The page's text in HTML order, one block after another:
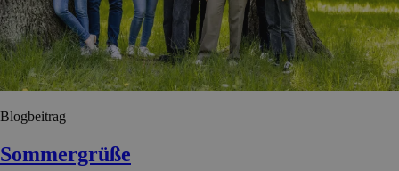
Blogbeitrag
Sommergrüße